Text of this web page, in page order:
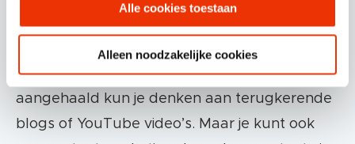
Alle cookies toestaan
Alleen noodzakelijke cookies
Content marketing bestaat uit veel
verschillende formats. Zoals hierboven al
aangehaald kun je denken aan terugkerende
blogs of YouTube video’s. Maar je kunt ook